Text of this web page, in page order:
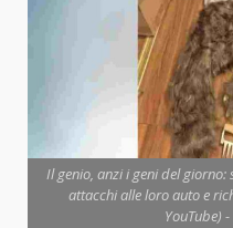
Il genio, anzi i geni del
attacchi alle loro auto e
YouTube)